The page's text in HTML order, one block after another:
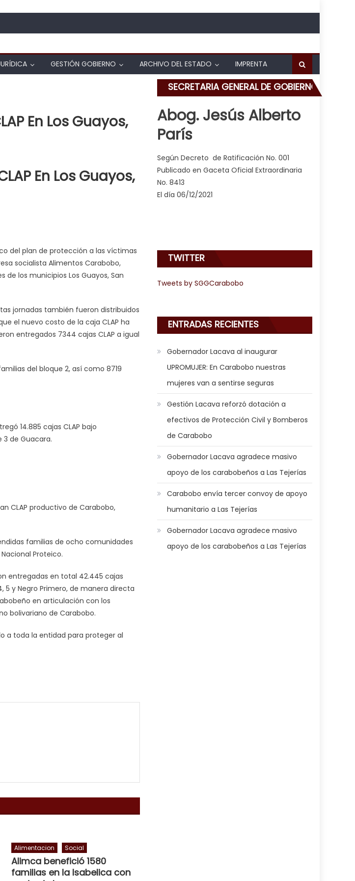
GESTIÓN GOBIERNO ARCHIVO DEL ESTADO IMPRENTA
En Los Guayos,
distribuyó más de 81 mil cajas CLAP en Los Guayos, San Joaquín, Guacara y Valencia
En Los Guayos,
del plan de protección a las víctimas
socialista Alimentos Carabobo,
de los municipios Los Guayos, San
jornadas también fueron distribuidos
el nuevo costo de la caja CLAP ha
entregados 7344 cajas CLAP a igual
del bloque 2, así como 8719
14.885 cajas CLAP bajo
de Guacara.
CLAP productivo de Carabobo,
familias de ocho comunidades
Proteico.
entregadas en total 42.445 cajas
5 y Negro Primero, de manera directa
en articulación con los
bolivariano de Carabobo.
a toda la entidad para proteger al
Alimentacion Social
Alimca benefició 1580
familias en la Isabelica con
SECRETARIA GENERAL DE GOBIERNO
Abog. Jesús Alberto
París
Según Decreto de Ratificación No. 001
Publicado en Gaceta Oficial Extraordinaria
No. 8413
El día 06/12/2021
TWITTER
Tweets by SGGCarabobo
ENTRADAS RECIENTES
Gobernador Lacava al inaugurar
UPROMUJER: En Carabobo nuestras
mujeres van a sentirse seguras
Gestión Lacava reforzó dotación a
efectivos de Protección Civil y Bomberos
de Carabobo
Gobernador Lacava agradece masivo
apoyo de los carabobeños a Las Tejerías
Carabobo envía tercer convoy de apoyo
humanitario a Las Tejerías
Gobernador Lacava agradece masivo
apoyo de los carabobeños a Las Tejerías